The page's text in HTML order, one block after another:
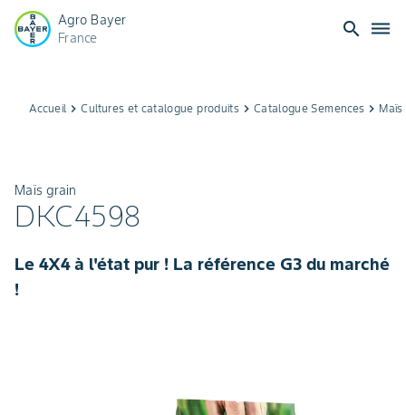
Agro Bayer
France
search dehaze
Accueil keyboard_arrow_rightCultures et catalogue produitskeyboard_arrow_right Catalogue Semences keyboard_arrow_right
Maïs grain
DKC4598
Le 4X4 à l'état pur ! La référence G3 du marché
!